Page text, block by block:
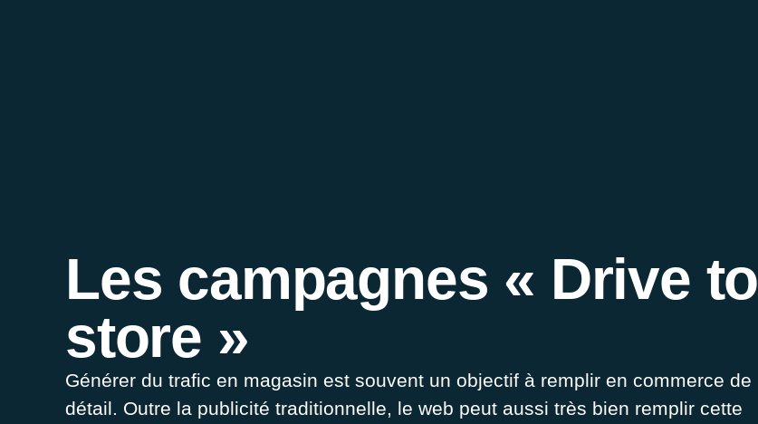
Les campagnes « Drive to
store »
Générer du trafic en magasin est souvent un objectif à remplir en commerce de
détail. Outre la publicité traditionnelle, le web peut aussi très bien remplir cette